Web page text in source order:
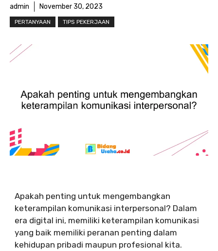
admin November 30, 2023
PERTANYAAN TIPS PEKERJAAN
Apakah penting untuk mengembangkan
keterampilan komunikasi interpersonal? Dalam
era digital ini, memiliki keterampilan komunikasi
yang baik memiliki peranan penting dalam
kehidupan pribadi maupun profesional kita.